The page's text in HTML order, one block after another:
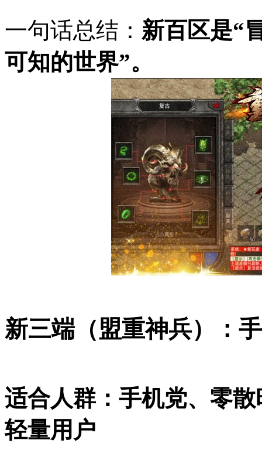
一句话总结： 新百区是“
可知的世界”。
新三端（盟重神兵）：
适合人群：手机党、零
轻量用户